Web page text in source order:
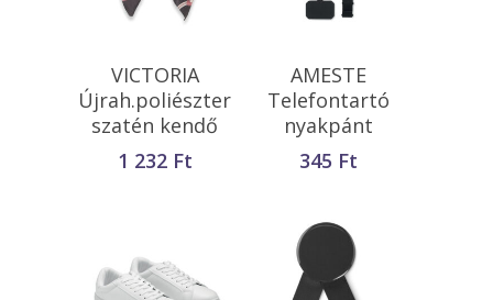
Opciók Választása
VICTORIA
Újrah.poliészter
szatén kendő
1 232 Ft
Opciók Választása
AMESTE
Telefontartó
nyakpánt
345 Ft